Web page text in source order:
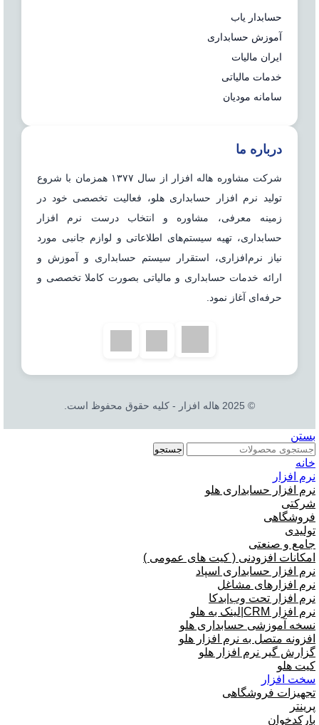
حسابدار یاب
آموزش حسابداری
ایران مالیات
خدمات مالیاتی
سامانه مودیان
درباره ما
شرکت مشاوره هاله افزار از سال ۱۳۷۷ همزمان با شروع
تولید نرم افزار حسابداری هلو، فعالیت تخصصی خود در
زمینه معرفی، مشاوره و انتخاب درست نرم افزار
حسابداری، تهیه سیستم‌های اطلاعاتی و لوازم جانبی مورد
نیاز نرم‌افزاری، استقرار سیستم حسابداری و آموزش و
ارائه خدمات حسابداری و مالیاتی بصورت کاملا تخصصی و
حرفه‌ای آغاز نمود.
© 2025 هاله افزار - کلیه حقوق محفوظ است.
بستن
جستجو
خانه
نرم افزار
نرم افزار حسابداری هلو
شرکتی
فروشگاهی
تولیدی
جامع و صنعتی
امکانات افزودنی ( کیت های عمومی )
نرم افزار حسابداری اسپاد
نرم افزارهای مشاغل
نرم افزار تحت وب|بدکا
نرم افزار CRM|لینک به هلو
نسخه آموزشی حسابداری هلو
افزونه متصل به نرم افزار هلو
گزارش گیر نرم افزار هلو
کیت هلو
سخت افزار
تجهیزات فروشگاهی
پرینتر
بارکدخوان